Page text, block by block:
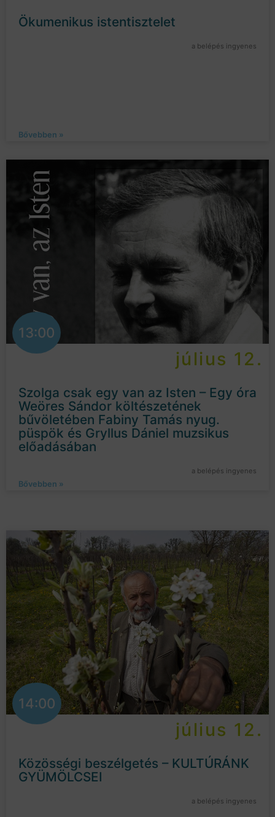
Ökumenikus istentisztelet
a belépés ingyenes
Bővebben »
13:00
július 12.
Szolga csak egy van az Isten – Egy óra
Weöres Sándor költészetének
bűvöletében Fabiny Tamás nyug.
püspök és Gryllus Dániel muzsikus
előadásában
a belépés ingyenes
Bővebben »
14:00
július 12.
Közösségi beszélgetés – KULTÚRÁNK
GYÜMÖLCSEI
a belépés ingyenes